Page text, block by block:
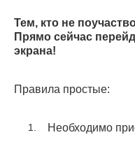
Тем, кто не
Прямо сейчас
экрана!
Правила простые:
Необходимо